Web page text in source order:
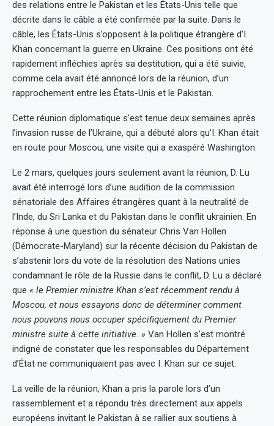
des relations entre le Pakistan et les États-Unis telle que
décrite dans le câble a été confirmée par la suite. Dans le
câble, les États-Unis s’opposent à la politique étrangère d’I.
Khan concernant la guerre en Ukraine. Ces positions ont été
rapidement infléchies après sa destitution, qui a été suivie,
comme cela avait été annoncé lors de la réunion, d’un
rapprochement entre les États-Unis et le Pakistan.
Cette réunion diplomatique s’est tenue deux semaines après
l’invasion russe de l’Ukraine, qui a débuté alors qu’I. Khan était
en route pour Moscou, une visite qui a exaspéré Washington.
Le 2 mars, quelques jours seulement avant la réunion, D. Lu
avait été interrogé lors d’une audition de la commission
sénatoriale des Affaires étrangères quant à la neutralité de
l’Inde, du Sri Lanka et du Pakistan dans le conflit ukrainien. En
réponse à une question du sénateur Chris Van Hollen
(Démocrate-Maryland) sur la récente décision du Pakistan de
s’abstenir lors du vote de la résolution des Nations unies
condamnant le rôle de la Russie dans le conflit, D. Lu a déclaré
que « le Premier ministre Khan s’est récemment rendu à
Moscou, et nous essayons donc de déterminer comment
nous pouvons nous occuper spécifiquement du Premier
ministre suite à cette initiative. » Van Hollen s’est montré
indigné de constater que les responsables du Département
d’État ne communiquaient pas avec I. Khan sur ce sujet.
La veille de la réunion, Khan a pris la parole lors d’un
rassemblement et a répondu très directement aux appels
européens invitant le Pakistan à se rallier aux soutiens à